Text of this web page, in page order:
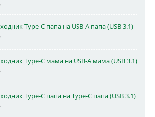
Type-C папа на USB-A папа (USB 3.1)
Type-C мама на USB-A мама (USB 3.1)
Type-C папа на Type-C папа (USB 3.1)